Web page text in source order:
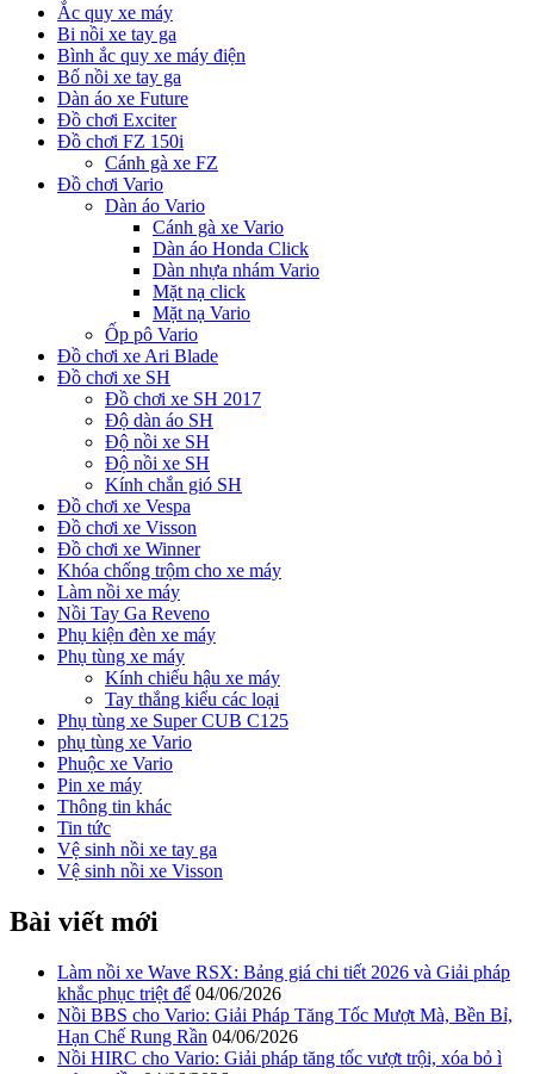
Ắc quy xe máy
Bi nồi xe tay ga
Bình ắc quy xe máy điện
Bố nồi xe tay ga
Dàn áo xe Future
Đồ chơi Exciter
Đồ chơi FZ 150i
Cánh gà xe FZ
Đồ chơi Vario
Dàn áo Vario
Cánh gà xe Vario
Dàn áo Honda Click
Dàn nhựa nhám Vario
Mặt nạ click
Mặt nạ Vario
Ốp pô Vario
Đồ chơi xe Ari Blade
Đồ chơi xe SH
Đồ chơi xe SH 2017
Độ dàn áo SH
Độ nồi xe SH
Độ nồi xe SH
Kính chắn gió SH
Đồ chơi xe Vespa
Đồ chơi xe Visson
Đồ chơi xe Winner
Khóa chống trộm cho xe máy
Làm nồi xe máy
Nồi Tay Ga Reveno
Phụ kiện đèn xe máy
Phụ tùng xe máy
Kính chiếu hậu xe máy
Tay thắng kiểu các loại
Phụ tùng xe Super CUB C125
phụ tùng xe Vario
Phuộc xe Vario
Pin xe máy
Thông tin khác
Tin tức
Vệ sinh nồi xe tay ga
Vệ sinh nồi xe Visson
Bài viết mới
Làm nồi xe Wave RSX: Bảng giá chi tiết 2026 và Giải pháp
khắc phục triệt để 04/06/2026
Nồi BBS cho Vario: Giải Pháp Tăng Tốc Mượt Mà, Bền Bỉ,
Hạn Chế Rung Rần 04/06/2026
Nồi HIRC cho Vario: Giải pháp tăng tốc vượt trội, xóa bỏ ì